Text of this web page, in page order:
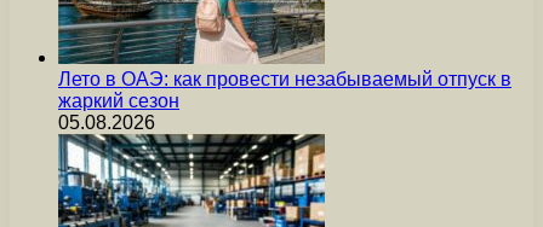
Лето в ОАЭ: как провести незабываемый отпуск в
жаркий сезон
05.08.2026